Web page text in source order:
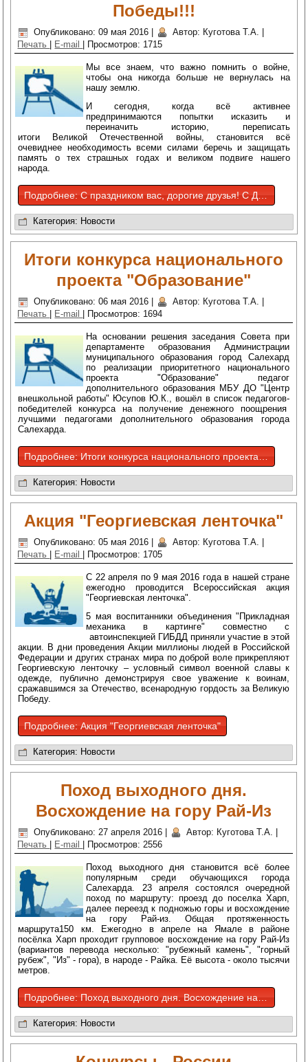
Победы!!!
Опубликовано: 09 мая 2016 Автор: Куготова Т.А.
Печать | E-mail | Просмотров: 1715
Мы все знаем, что важно помнить о войне,
чтобы она никогда больше не вернулась на
нашу землю.
И сегодня, когда всё активнее
предпринимаются попытки исказить и
переиначить историю, переписать
итоги Великой Отечественной войны, становится всё
очевиднее необходимость всеми силами беречь и защищать
память о тех страшных годах и великом подвиге нашего
народа.
Категория: Новости
Итоги конкурса национального
проекта "Образование"
Опубликовано: 06 мая 2016 Автор: Куготова Т.А.
Печать | E-mail | Просмотров: 1694
На основании решения заседания Совета при
департаменте образования Администрации
муниципального образования город Салехард
по реализации приоритетного национального
проекта "Образование" педагог
дополнительного образования МБУ ДО "Центр
внешкольной работы" Юсупов Ю.К., вошёл в список педагогов-
победителей конкурса на получение денежного поощрения
лучшими педагогами дополнительного образования города
Салехарда.
Категория: Новости
Акция "Георгиевская ленточка"
Опубликовано: 05 мая 2016 Автор: Куготова Т.А.
Печать | E-mail | Просмотров: 1705
С 22 апреля по 9 мая 2016 года в нашей стране
ежегодно проводится Всероссийская акция
"Георгиевская ленточка".
5 мая воспитанники объединения "Прикладная
механика в картинге" совместно с
автоинспекцией ГИБДД приняли участие в этой
акции. В дни проведения Акции миллионы людей в Российской
Федерации и других странах мира по доброй воле прикрепляют
Георгиевскую ленточку – условный символ военной славы к
одежде, публично демонстрируя свое уважение к воинам,
сражавшимся за Отечество, всенародную гордость за Великую
Победу.
Подробнее: Акция "Георгиевская ленточка"
Категория: Новости
Поход выходного дня.
Восхождение на гору Рай-Из
Опубликовано: 27 апреля 2016 Автор: Куготова Т.А.
Печать | E-mail | Просмотров: 2556
Поход выходного дня становится всё более
популярным среди обучающихся города
Салехарда. 23 апреля состоялся очередной
поход по маршруту: проезд до поселка Харп,
далее переезд к подножью горы и восхождение
на гору Рай-из. Общая протяженность
маршрута150 км. Ежегодно в апреле на Ямале в районе
посёлка Харп проходит групповое восхождение на гору Рай-Из
(вариантов перевода несколько: "рубежный камень", "горный
рубеж", "Из" - гора), в народе - Райка. Её высота - около тысячи
метров.
Категория: Новости